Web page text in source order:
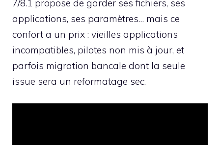
7/8.1 propose de garder ses fichiers, ses
applications, ses paramètres… mais ce
confort a un prix : vieilles applications
incompatibles, pilotes non mis à jour, et
parfois migration bancale dont la seule
issue sera un reformatage sec.